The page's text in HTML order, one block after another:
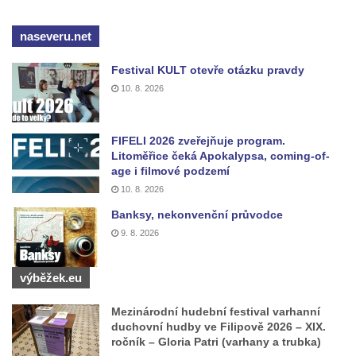
Starých Křečanech
Hrob Antona Reintsche na hřbitově ve
Starých Křečanech
Hrob rodiny Klingerových na hřbitově ve
Pomník obětem 1. světové války v
Tyršových sadech v Jablonci nad Nisou
kapli svaté Alžběty Durynské v Dolních
Křečanech
Pomník Theodora Körnera v Tyršově ulici v
Šluknově
Pomník Františka Josefa I. u křížové cesty
ve Šluknově
naseveru.net
Festival KULT otevře otázku pravdy
10. 8. 2026
FIFELI 2026 zveřejňuje program.
Litoměřice čeká Apokalypsa, coming-of-
age i filmové podzemí
10. 8. 2026
Banksy, nekonvenční průvodce
9. 8. 2026
výběžek.eu
Mezinárodní hudební festival varhanní
duchovní hudby ve Filipově 2026 – XIX.
ročník – Gloria Patri (varhany a trubka)